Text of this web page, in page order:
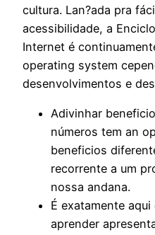
cultura. Lan?ada pra
acessibilidade, a
Internet é
operating system
desenvolvimentos e
Adivinhar
números tem an
beneficios
recorrente a um
nossa andana.
É exatamente
aprender